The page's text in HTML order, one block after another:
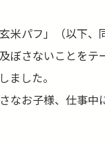
米パフ」（以下、
ぼさないことをテ
ました。
なお子様、仕事中